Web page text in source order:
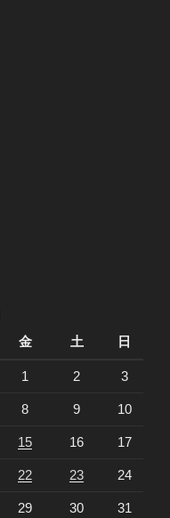
金 土 日
1 2 3
8 9 10
15 16 17
22 23 24
29 30 31